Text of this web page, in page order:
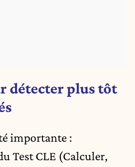
détecter plus tôt
importante :
Test CLE (Calculer,